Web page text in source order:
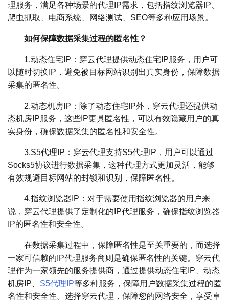
理服务，满足各种场景的代理IP需求，包括指纹浏览器IP、
爬虫抓取、电商系统、网络测试、SEO等多种应用场景。
如何保障数据采集过程的匿名性？
1.动态住宅IP：穿云代理提供动态住宅IP服务，用户可
以随时切换IP，避免被目标网站识别出真实身份，保障数据
采集的匿名性。
2.动态机房IP：除了动态住宅IP外，穿云代理还提供动
态机房IP服务，这些IP更具匿名性，可以有效隐藏用户的真
实身份，确保数据采集的匿名性和安全性。
3.S5代理IP：穿云代理支持S5代理IP，用户可以通过
Socks5协议进行数据采集，这种代理方式更加灵活，能够
有效规避目标网站的封锁和识别，保障匿名性。
4.指纹浏览器IP：对于需要使用指纹浏览器的用户来
说，穿云代理提供了定制化的IP代理服务，确保指纹浏览器
IP的匿名性和安全性。
在数据采集过程中，保障匿名性是至关重要的，而选择
一家可信赖的IP代理服务商则是确保匿名性的关键。穿云代
理作为一家领先的服务提供商，通过提供动态住宅IP、动态
机房IP、 S5代理IP等多种服务，保障用户数据采集过程的匿
名性和安全性。选择穿云代理，保障您的网络安全，享受卓